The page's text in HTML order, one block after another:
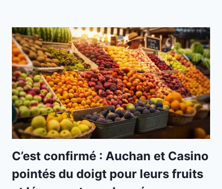
C’est confirmé : Auchan et Casino
pointés du doigt pour leurs fruits